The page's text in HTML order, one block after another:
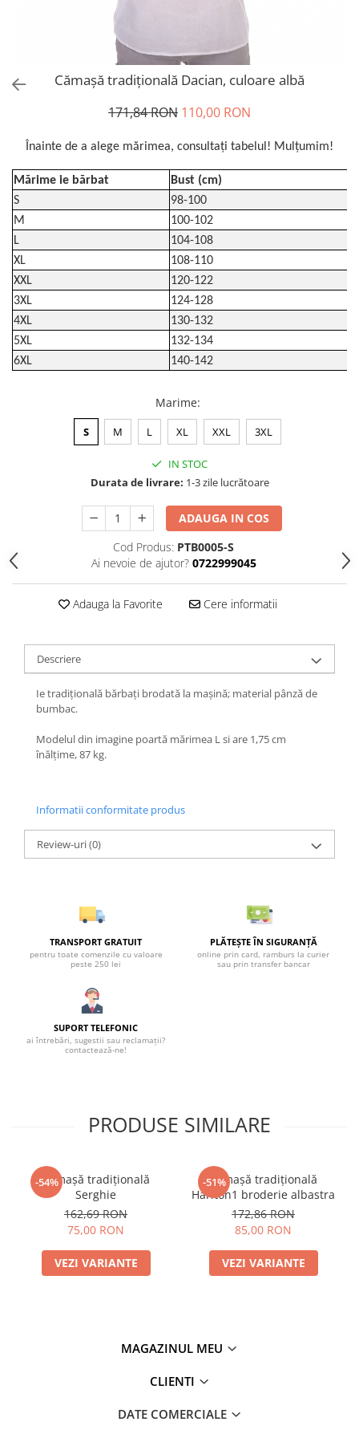
Cămașă tradițională Dacian, culoare albă
171,84 RON 110,00 RON
Înainte de a alege mărimea, consultați tabelul! Mulțumim!
Mărime ie bărbat
Bust (cm)
S
98-100
M
100-102
L
104-108
XL
108-110
XXL
120-122
3XL
124-128
4XL
130-132
5XL
132-134
6XL
140-142
Marime:
S M L XL XXL 3XL
IN STOC
Durata de livrare: 1-3 zile lucrătoare
ADAUGA IN COS
Cod Produs: PTB0005-S
Ai nevoie de ajutor? 0722999045
Adauga la Favorite Cere informatii
Descriere
Ie tradiţională bărbați brodată la maşină; material pânză de
bumbac.
Modelul din imagine poartă mărimea L si are 1,75 cm
înălțime, 87 kg.
Informatii conformitate produs
Review-uri(0)
TRANSPORT GRATUIT
pentru toate comenzile cu valoare
peste 250 lei
PLĂTEȘTE ÎN SIGURANȚĂ
online prin card, ramburs la curier
sau prin transfer bancar
SUPORT TELEFONIC
ai întrebări, sugestii sau reclamații?
contactează-ne!
PRODUSE SIMILARE
-54%
Cămașă tradițională
Serghie
162,69 RON
75,00 RON
VEZI VARIANTE
-51%
Cămașă tradițională
Hariton1 broderie albastra
172,86 RON
85,00 RON
VEZI VARIANTE
MAGAZINUL MEU
CLIENTI
DATE COMERCIALE